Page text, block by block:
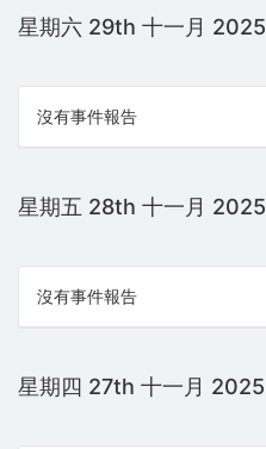
星期六 29th 十一月 2025
沒有事件報告
星期五 28th 十一月 2025
沒有事件報告
星期四 27th 十一月 2025